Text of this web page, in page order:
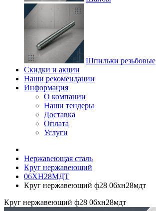
Шпильки резьбовые
Скидки и акции
Наши рекомендации
Информация
О компании
Наши тендеры
Доставка
Оплата
Услуги
Нержавеющая сталь
Круг нержавеющий
06ХН28МДТ
Круг нержавеющий ф28 06хн28мдт
Круг нержавеющий ф28 06хн28мдт